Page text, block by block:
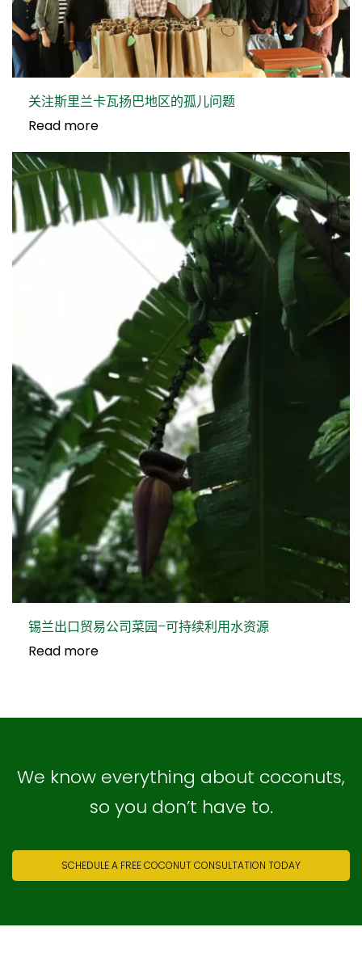
关注斯里兰卡瓦扬巴地区的孤儿问题
Read more
锡兰出口贸易公司菜园–可持续利用水资源
Read more
We know everything about coconuts,
so you don’t have to.
SCHEDULE A FREE COCONUT CONSULTATION TODAY